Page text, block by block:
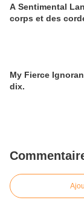
A Sentimental
corps et des
My Fierce
dix.